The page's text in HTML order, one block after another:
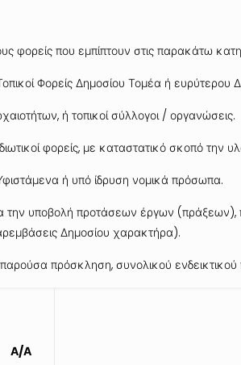
φορείς που εμπίπτουν στις παρακάτω
Φορείς Δημοσίου Τομέα ή ευρύτερου
ή τοπικοί σύλλογοι / οργανώσεις.
φορείς, με καταστατικό σκοπό την
ή υπό ίδρυση νομικά πρόσωπα.
την υποβολή προτάσεων έργων (πράξεων),
Δημοσίου χαρακτήρα).
πρόσκληση, συνολικού ενδεικτικού
Α/Α